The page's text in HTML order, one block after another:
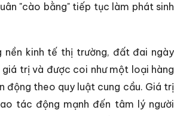
"cào bằng" tiếp tục làm phát sinh
nền kinh tế thị trường, đất đai ngày
trị và được coi như một loại hàng
động theo quy luật cung cầu. Giá trị
tác động mạnh đến tâm lý người